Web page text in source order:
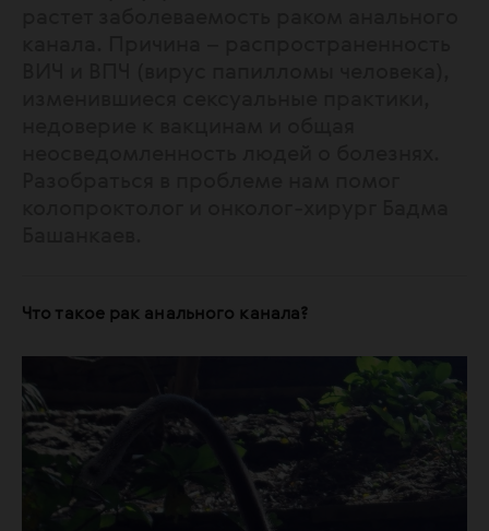
Что такое рак анального канала?